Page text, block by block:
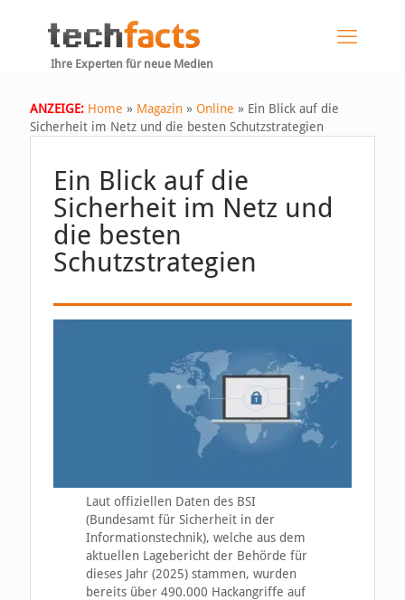
Ihre Experten für neue Medien
ANZEIGE: Home » Magazin » Online » Ein Blick auf die
Sicherheit im Netz und die besten Schutzstrategien
Ein Blick auf die
Sicherheit im Netz und
die besten
Schutzstrategien
Laut offiziellen Daten des BSI
(Bundesamt für Sicherheit in der
Informationstechnik), welche aus dem
aktuellen Lagebericht der Behörde für
dieses Jahr (2025) stammen, wurden
bereits über 490.000 Hackangriffe auf